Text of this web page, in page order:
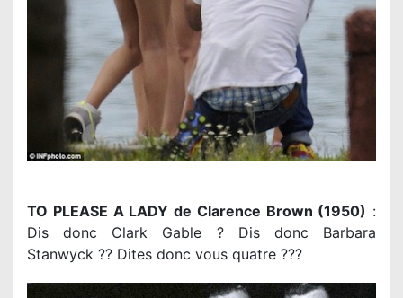
TO PLEASE A LADY de Clarence Brown (1950) :
Dis donc Clark Gable ? Dis donc Barbara
Stanwyck ?? Dites donc vous quatre ???